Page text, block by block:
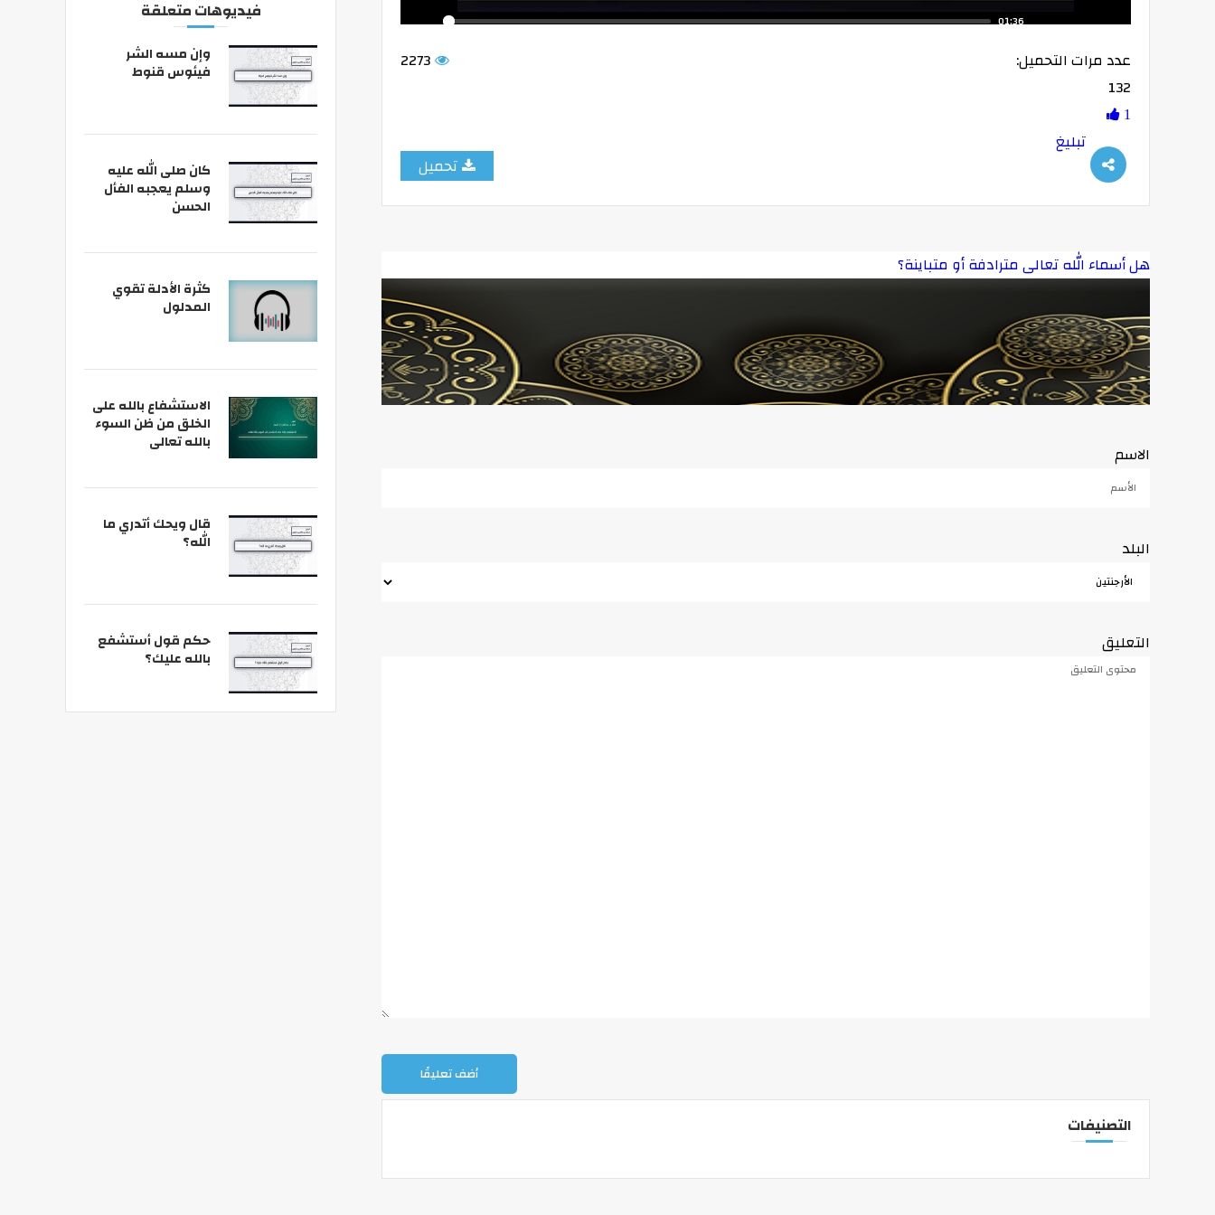
01:36
2273
عدد مرات التحميل:
132
1
تحميل
تبليغ
هل أسماء الله تعالى مترادفة أو متباينة؟
الاسم
البلد
التعليق
التصنيفات
فيديوهات متعلقة
وإن مسه الشر
فيئوس قنوط
كان صلى الله عليه
وسلم يعجبه الفأل
الحسن
كثرة الأدلة تقوي
المدلول
الاستشفاع بالله على
الخلق من ظن السوء
بالله تعالى
قال ويحك أتدري ما
الله؟
حكم قول أستشفع
بالله عليك؟